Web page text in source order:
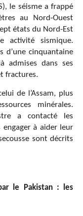
le séisme a frappé
au Nord-Ouest
états du Nord-Est
activité sismique.
d’une cinquantaine
admises dans ses
fractures.
de l’Assam, plus
minérales.
a contacté les
à aider leur
sont décrits
le Pakistan : les